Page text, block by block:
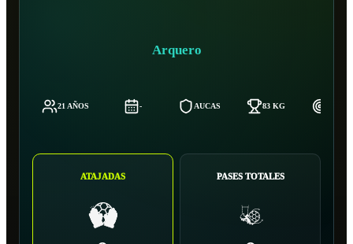
Arquero
21 AÑOS - AUCAS 83 KG
ATAJADAS PASES TOTALES